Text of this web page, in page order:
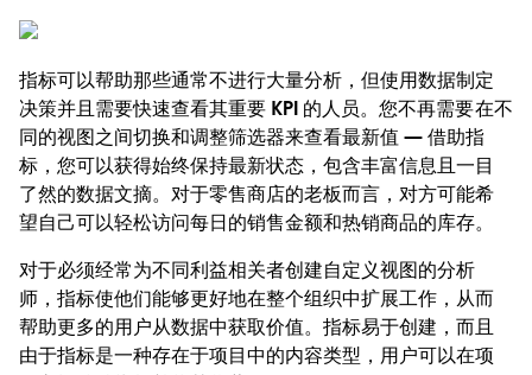
指标可以帮助那些通常不进行大量分析，但使用数据制定
决策并且需要快速查看其重要 KPI 的人员。您不再需要在不
同的视图之间切换和调整筛选器来查看最新值 — 借助指
标，您可以获得始终保持最新状态，包含丰富信息且一目
了然的数据文摘。对于零售商店的老板而言，对方可能希
望自己可以轻松访问每日的销售金额和热销商品的库存。
对于必须经常为不同利益相关者创建自定义视图的分析
师，指标使他们能够更好地在整个组织中扩展工作，从而
帮助更多的用户从数据中获取价值。指标易于创建，而且
由于指标是一种存在于项目中的内容类型，用户可以在项